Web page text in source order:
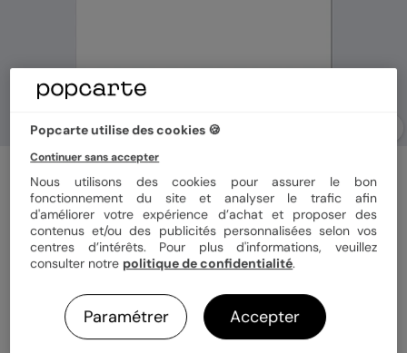
Affiche famille
Définition maître
Format 30x30cm
Quantité 1 article
Popcarte utilise des cookies 🍪
Continuer sans accepter
Nous utilisons des cookies pour assurer le bon
fonctionnement du site et analyser le trafic afin
d'améliorer votre expérience d’achat et proposer des
contenus et/ou des publicités personnalisées selon vos
centres d’intérêts. Pour plus d'informations, veuillez
consulter notre politique de confidentialité.
Paramétrer Accepter